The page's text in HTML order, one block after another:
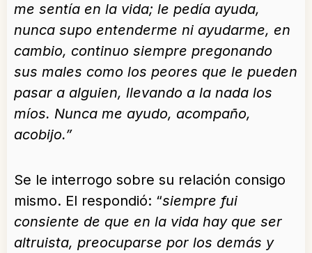
me sentía en la vida; le pedía ayuda,
nunca supo entenderme ni ayudarme, en
cambio, continuo siempre pregonando
sus males como los peores que le pueden
pasar a alguien, llevando a la nada los
míos. Nunca me ayudo, acompaño,
acobijo.”
Se le interrogo sobre su relación consigo
mismo. El respondió: “siempre fui
consiente de que en la vida hay que ser
altruista, preocuparse por los demás y